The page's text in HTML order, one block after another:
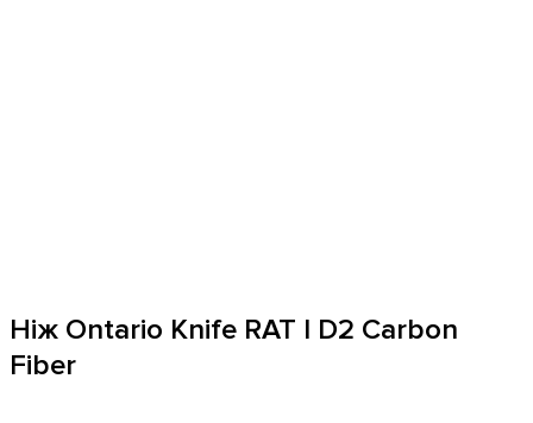
Ніж Ontario Knife RAT I D2 Carbon
Fiber